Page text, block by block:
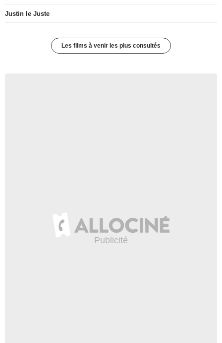
Justin le Juste
Les films à venir les plus consultés